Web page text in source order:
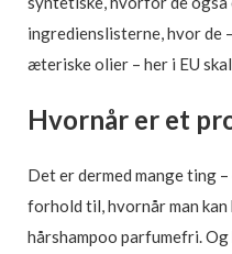
ingredienslisterne, hvor de
æteriske olier – her i EU
Hvornår er et
Det er dermed mange ting
forhold til, hvornår man kan
hårshampoo parfumefri.